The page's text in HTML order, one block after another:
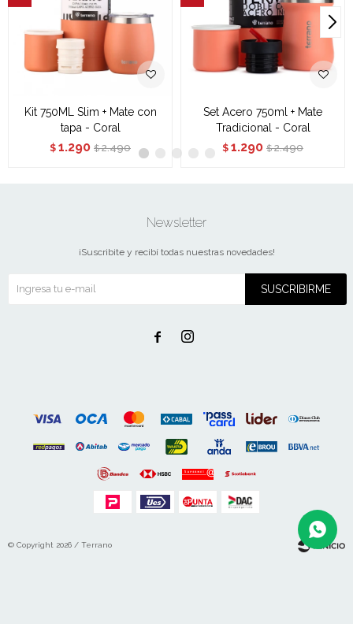
Kit 750ML Slim + Mate con
tapa - Coral
$ 1.290 $ 2.490
Set Acero 750ml + Mate
Tradicional - Coral
$ 1.290 $ 2.490
Newsletter
¡Suscribite y recibí todas nuestras novedades!
SUSCRIBIRME
 
© Copyright 2026 / Terrano